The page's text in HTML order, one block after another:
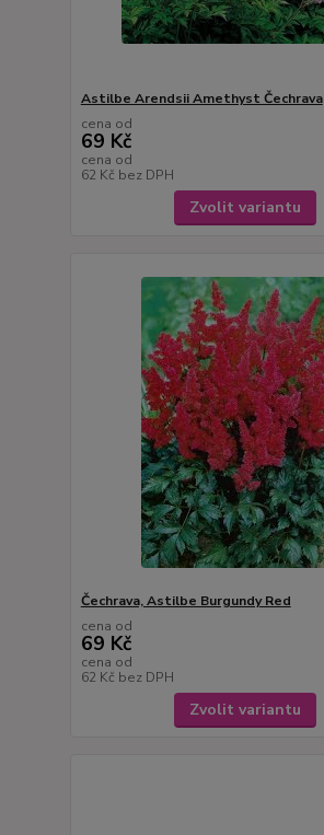
Astilbe Arendsii Amethyst Čechrava
cena od
69 Kč
cena od
62 Kč bez DPH
Zvolit variantu
Čechrava, Astilbe Burgundy Red
cena od
69 Kč
cena od
62 Kč bez DPH
Zvolit variantu